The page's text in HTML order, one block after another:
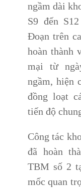
ngầm dài
S9 đến
Đoạn trên
hoàn thành
mại từ
ngầm, hiện
đồng loạt
tiến độ
Công tác
đã hoàn
TBM số 2
mốc quan